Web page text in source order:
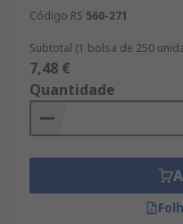
Código RS 560-271
Subtotal (1 bolsa de 250
7,48 €
Quantidade